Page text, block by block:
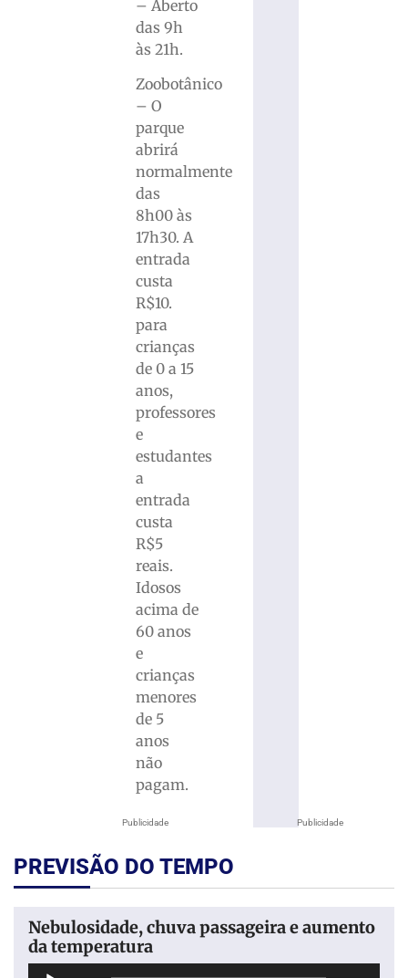
Publicidade
– Aberto
das 9h
às 21h.
Zoobotânico
– O
parque
abrirá
normalmente
das
8h00 às
17h30. A
entrada
custa
R$10.
para
crianças
de 0 a 15
anos,
professores
e
estudantes
a
entrada
custa
R$5
reais.
Idosos
acima de
60 anos
e
crianças
menores
de 5
anos
não
pagam.
Publicidade
PREVISÃO DO TEMPO
Nebulosidade, chuva passageira e aumento
da temperatura
Tocador